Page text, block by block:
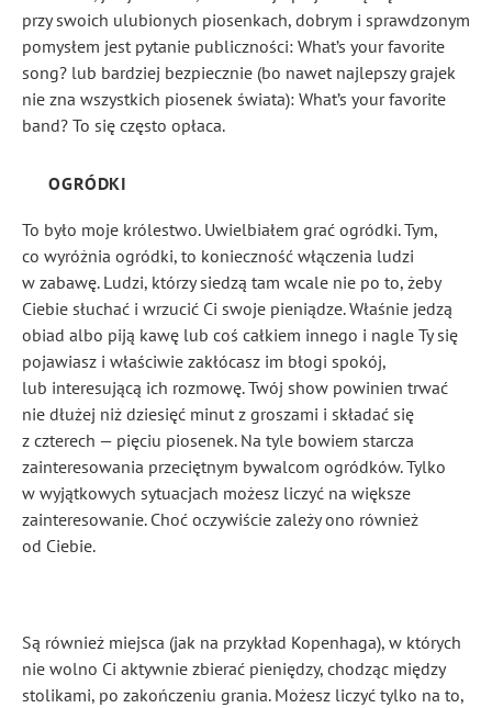
przy swoich ulubionych piosenkach, dobrym i sprawdzonym
pomysłem jest pytanie publiczności: What’s your favorite
song? lub bardziej bezpiecznie (bo nawet najlepszy grajek
nie zna wszystkich piosenek świata): What’s your favorite
band? To się często opłaca.
OGRÓDKI
To było moje królestwo. Uwielbiałem grać ogródki. Tym,
co wyróżnia ogródki, to konieczność włączenia ludzi
w zabawę. Ludzi, którzy siedzą tam wcale nie po to, żeby
Ciebie słuchać i wrzucić Ci swoje pieniądze. Właśnie jedzą
obiad albo piją kawę lub coś całkiem innego i nagle Ty się
pojawiasz i właściwie zakłócasz im błogi spokój,
lub interesującą ich rozmowę. Twój show powinien trwać
nie dłużej niż dziesięć minut z groszami i składać się
z czterech — pięciu piosenek. Na tyle bowiem starcza
zainteresowania przeciętnym bywalcom ogródków. Tylko
w wyjątkowych sytuacjach możesz liczyć na większe
zainteresowanie. Choć oczywiście zależy ono również
od Ciebie.
Są również miejsca (jak na przykład Kopenhaga), w których
nie wolno Ci aktywnie zbierać pieniędzy, chodząc między
stolikami, po zakończeniu grania. Możesz liczyć tylko na to,